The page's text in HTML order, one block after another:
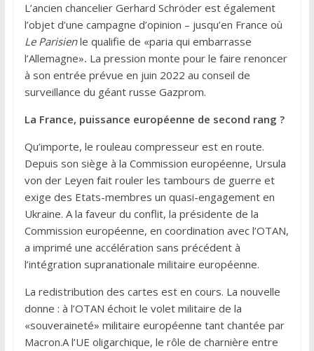
L’ancien chancelier Gerhard Schröder est également
l’objet d’une campagne d’opinion – jusqu’en France où
Le Parisienle qualifie de «paria qui embarrasse
l’Allemagne». La pression monte pour le faire renoncer
à son entrée prévue en juin 2022 au conseil de
surveillance du géant russe Gazprom.
La France, puissance européenne de second rang ?
Qu’importe, le rouleau compresseur est en route.
Depuis son siège à la Commission européenne, Ursula
von der Leyen fait rouler les tambours de guerre et
exige des Etats-membres un quasi-engagement en
Ukraine. A la faveur du conflit, la présidente de la
Commission européenne, en coordination avec l’OTAN,
a imprimé une accélération sans précédent à
l’intégration supranationale militaire européenne.
La redistribution des cartes est en cours. La nouvelle
donne : à l’OTAN échoit le volet militaire de la
«souveraineté» militaire européenne tant chantée par
Macron.A l’UE oligarchique, le rôle de charnière entre